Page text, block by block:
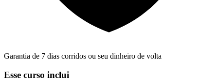
Garantia de 7 dias corridos ou seu dinheiro de volta
Esse curso inclui